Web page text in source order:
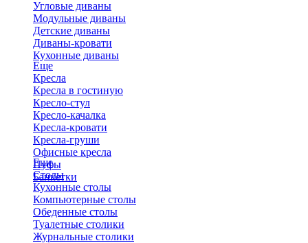
Угловые диваны
Модульные диваны
Детские диваны
Диваны-кровати
Кухонные диваны
Еще
Кресла
Кресла в гостиную
Кресло-стул
Кресло-качалка
Кресла-кровати
Кресла-груши
Офисные кресла
Пуфы
Банкетки
Еще
Столы
Кухонные столы
Компьютерные столы
Обеденные столы
Туалетные столики
Журнальные столики